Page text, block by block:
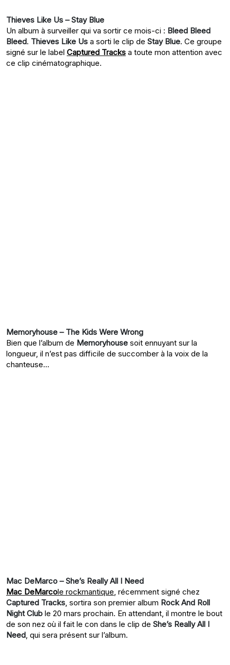
Thieves Like Us – Stay Blue
Un album à surveiller qui va sortir ce mois-ci : Bleed Bleed
Bleed. Thieves Like Us a sorti le clip de Stay Blue. Ce groupe
signé sur le label Captured Tracks a toute mon attention avec
ce clip cinématographique.
Memoryhouse – The Kids Were Wrong
Bien que l’album de Memoryhouse soit ennuyant sur la
longueur, il n’est pas difficile de succomber à la voix de la
chanteuse…
Mac DeMarco – She’s Really All I Need
Mac DeMarcole rockmantique, récemment signé chez
Captured Tracks, sortira son premier album Rock And Roll
Night Club le 20 mars prochain. En attendant, il montre le bout
de son nez où il fait le con dans le clip de She’s Really All I
Need, qui sera présent sur l’album.